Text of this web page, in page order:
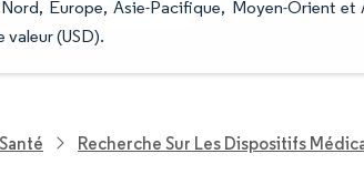
Europe, Asie-Pacifique, Moyen-Orient et
valeur (USD).
Recherche Sur Les Dispositifs